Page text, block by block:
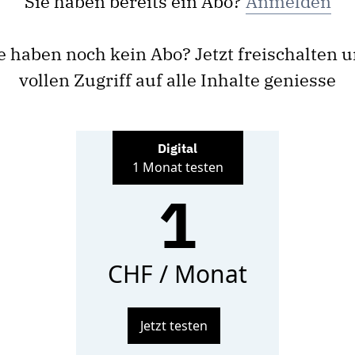
haben noch kein Abo? Jetzt freischalten
vollen Zugriff auf alle Inhalte geniesse
Digital
1 Monat testen
1
CHF / Monat
Jetzt testen